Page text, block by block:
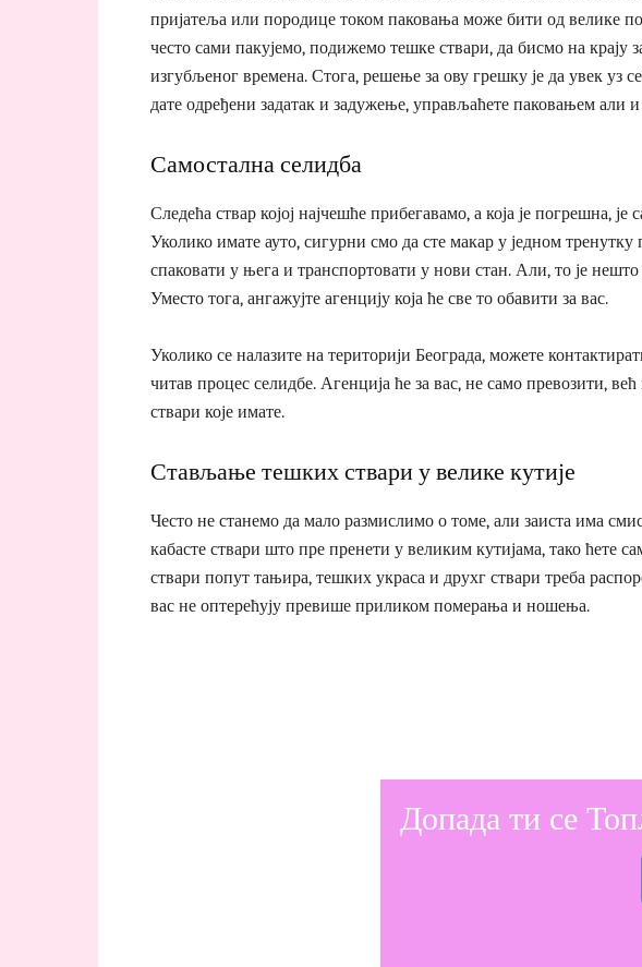
пријатеља или породице током паковања може бити од велике
често сами пакујемо, подижемо тешке ствари, да бисмо на крају
изгубљеног времена. Стога, решење за ову грешку је да увек уз
дате одређени задатак и задужење, управљаћете паковањем али
Самостална селидба
Следећа ствар којој најчешће прибегавамо, а која је погрешна,
Уколико имате ауто, сигурни смо да сте макар у једном
спаковати у њега и транспортовати у нови стан. Али, то је
Уместо тога, ангажујте агенцију која ће све то обавити за вас.
Уколико се налазите на територији Београда, можете
читав процес селидбе. Агенција ће за вас, не само превозити,
ствари које имате.
Стављање тешких ствари у велике кутије
Често не станемо да мало размислимо о томе, али заиста има
кабасте ствари што пре пренети у великим кутијама, тако ћете
ствари попут тањира, тешких украса и друхг ствари треба
вас не оптерећују превише приликом померања и ношења.
Допада ти се